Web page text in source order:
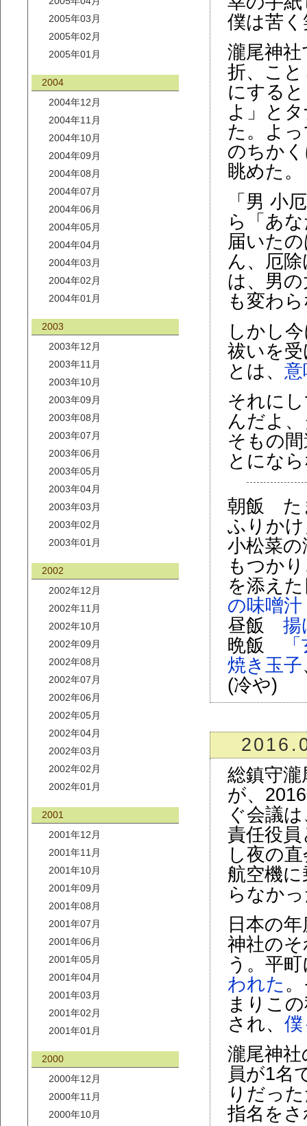
2005年03月
2005年02月
2005年01月
2004
2004年12月
2004年11月
2004年10月
2004年09月
2004年08月
2004年07月
2004年06月
2004年05月
2004年04月
2004年03月
2004年02月
2004年01月
2003
2003年12月
2003年11月
2003年10月
2003年09月
2003年08月
2003年07月
2003年06月
2003年05月
2003年04月
2003年03月
2003年02月
2003年01月
2002
2002年12月
2002年11月
2002年10月
2002年09月
2002年08月
2002年07月
2002年06月
2002年05月
2002年04月
2002年03月
2002年02月
2002年01月
2001
2001年12月
2001年11月
2001年10月
2001年09月
2001年08月
2001年07月
2001年06月
2001年05月
2001年04月
2001年03月
2001年02月
2001年01月
2000
2000年12月
2000年11月
2000年10月
僕は苦
瀧尾神
折、こ
にする
よ」と
た。よ
のちか
眺めた。
「男 小
ら「あ
届いた
ん、厄
は、男
も変わ
しかし
祓いを
とは、
それに
んだよ
そもの
とにな
朝飯 た
ふりか
小松菜
もつか
を添え
の味噌汁
昼飯 揚
晩飯
焼き玉子
(冷や)
総鎮守瀧
が、
ぐ会議
責任役
し夜の
航空機
らなか
日本の
神社の
う。平
われた
まりこ
され、
瀧尾神
員が1名
りだっ
指名を